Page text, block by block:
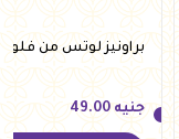
براونيز لوتس من
جنيه 49.00